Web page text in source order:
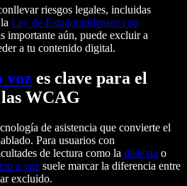
riesgos legales, incluidas
Ley de Estadounidenses con
importante aún, puede excluir a
a tu contenido digital.
voz es clave para el
WCAG
de asistencia que convierte el
Para usuarios con
de lectura como la dislexia o
a voz suele marcar la diferencia entre
excluido.